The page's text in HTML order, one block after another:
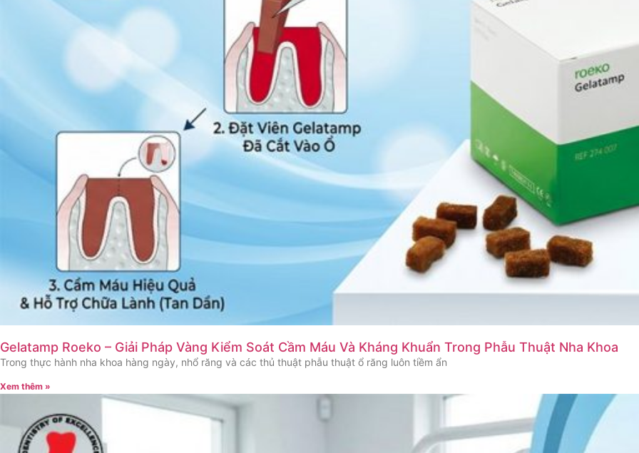
Gelatamp Roeko – Giải Pháp Vàng Kiểm Soát Cầm Máu Và Kháng Khuẩn Trong Phẫu Thuật Nha Khoa
Trong thực hành nha khoa hàng ngày, nhổ răng và các thủ thuật phẫu thuật ổ răng luôn tiềm ẩn
Xem thêm »